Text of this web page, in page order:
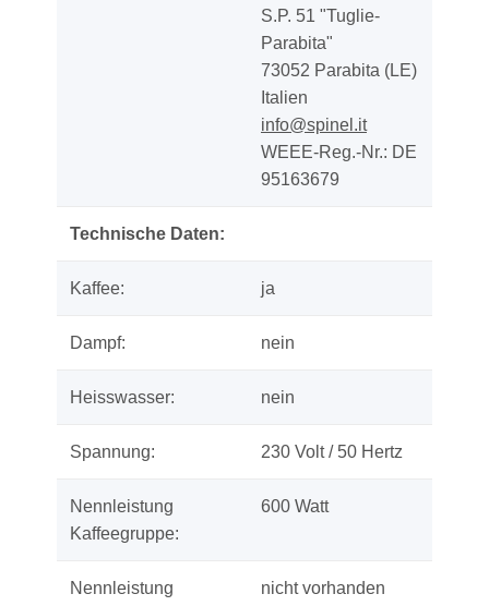
S.P. 51 "Tuglie-
Parabita"
73052 Parabita (LE)
Italien
info@spinel.it
WEEE-Reg.-Nr.: DE
95163679
Technische Daten:
Kaffee: ja
Dampf: nein
Heisswasser: nein
Spannung: 230 Volt / 50 Hertz
Nennleistung
Kaffeegruppe:
600 Watt
Nennleistung nicht vorhanden